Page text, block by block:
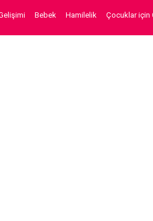
Bebek Hamilelik Çocuklar için